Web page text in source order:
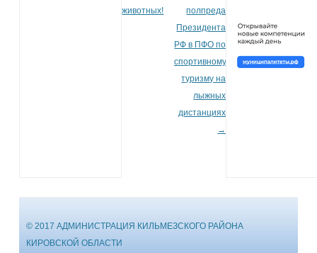
животных!
полпреда
Президента
РФ в ПФО по
спортивному
туризму на
лыжных
дистанциях
→
© 2017 АДМИНИСТРАЦИЯ КИЛЬМЕЗСКОГО РАЙОНА
КИРОВСКОЙ ОБЛАСТИ